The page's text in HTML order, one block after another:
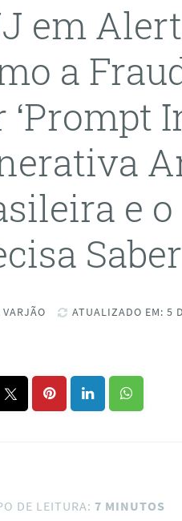
em
a
‘Prompt
e o
Saber
ATUALIZADO EM: 5
DE LEITURA: 7 MINUTOS